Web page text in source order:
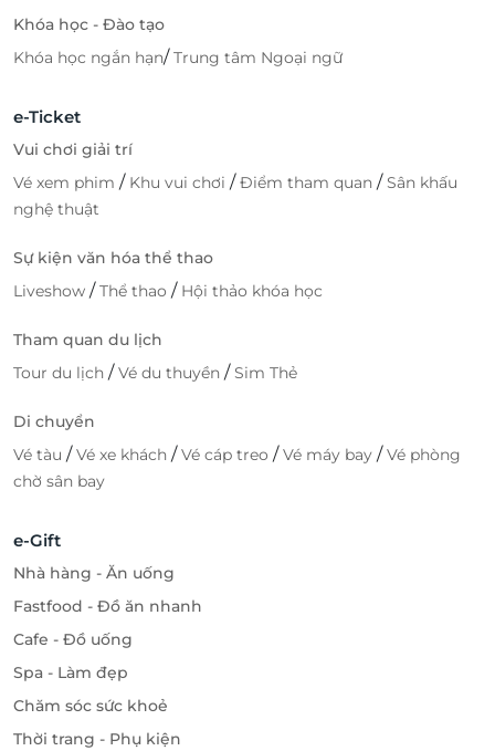
Khóa học - Đào tạo
Khóa học ngắn hạn/Trung tâm Ngoại ngữ
e-Ticket
Vui chơi giải trí
Vé xem phim / Khu vui chơi /Điểm tham quan /Sân khấu
nghệ thuật
Sự kiện văn hóa thể thao
Liveshow /Thể thao / Hội thảo khóa học
Tham quan du lịch
Tour du lịch /Vé du thuyền /Sim Thẻ
Di chuyển
Vé tàu /Vé xe khách /Vé cáp treo /Vé máy bay /Vé phòng
chờ sân bay
e-Gift
Nhà hàng - Ăn uống
Fastfood - Đồ ăn nhanh
Cafe - Đồ uống
Spa - Làm đẹp
Chăm sóc sức khoẻ
Thời trang - Phụ kiện